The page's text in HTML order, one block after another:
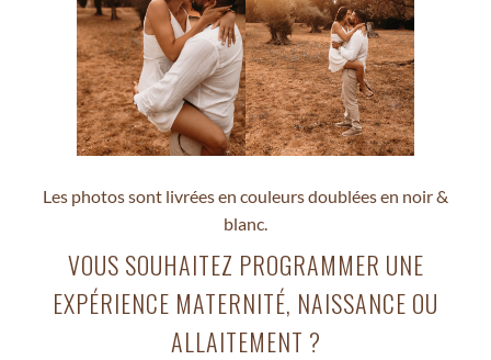
Les photos sont livrées en couleurs doublées en noir &
blanc.
VOUS SOUHAITEZ PROGRAMMER UNE
EXPÉRIENCE MATERNITÉ, NAISSANCE OU
ALLAITEMENT ?